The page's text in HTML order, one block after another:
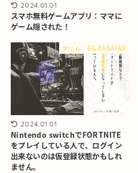
2024.01.01
スマホ無料ゲームアプリ：ママに
ゲーム隠された！
ゲーム｜GG.BANAYAN
2024.01.01
Nintendo switchでFORTNITE
をプレイしている人で、ログイン
出来ないのは仮登録状態かもしれ
ません。